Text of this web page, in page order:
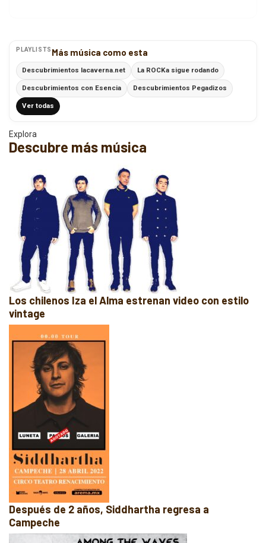
PLAYLISTS Más música como esta
Descubrimientos lacaverna.net La ROCKa sigue rodando
Descubrimientos con Esencia Descubrimientos Pegadizos
Ver todas
Explora
Descubre más música
Los chilenos Iza el Alma estrenan video con estilo
vintage
Después de 2 años, Siddhartha regresa a
Campeche